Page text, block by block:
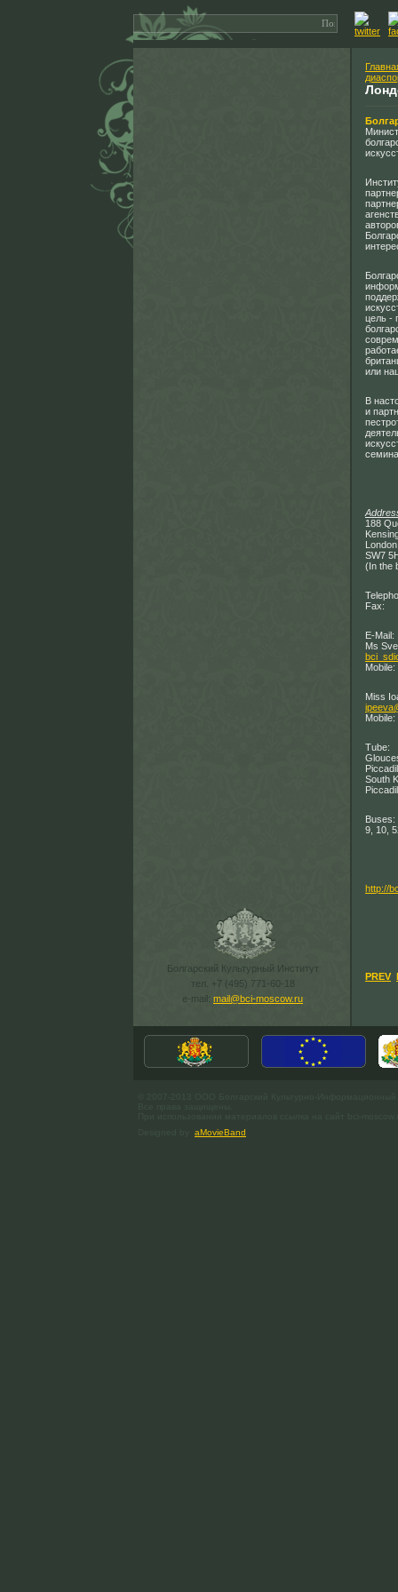
Болгарский Культурный Институт
тел. +7 (495) 771-60-18
e-mail: mail@bci-moscow.ru
цель -
или
В
и
188
London
SW7
(In the
Fax:
E-Mail:
Ms
Miss
Tube:
South
Buses:
9, 10,
http://
PREV
aMovieBand